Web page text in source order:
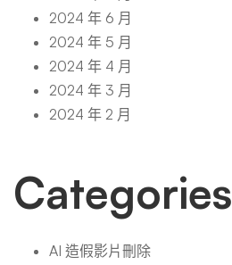
2024 年 6 月
2024 年 5 月
2024 年 4 月
2024 年 3 月
2024 年 2 月
Categories
AI 造假影片刪除